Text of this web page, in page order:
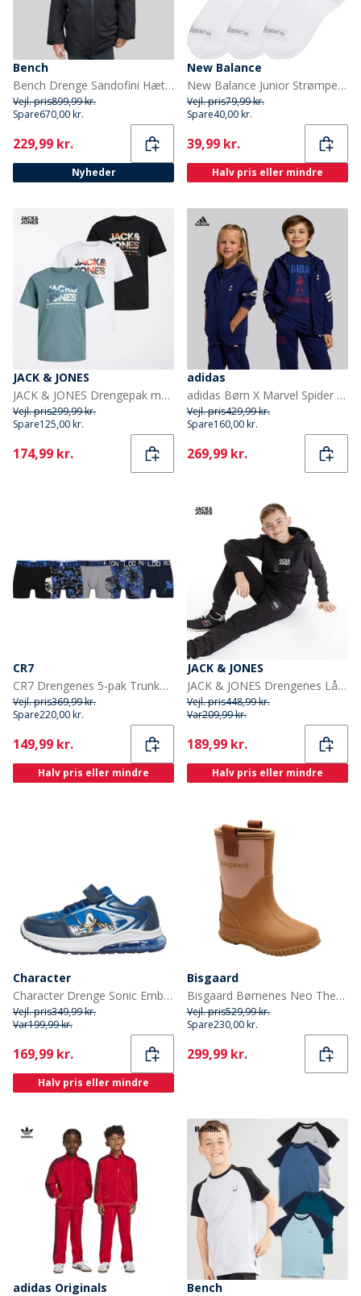
Bench
Bench Drenge Sandofini Hættejakke Sort
Vejl. pris899,99 kr.
Spare670,00 kr.
Current
229,99 kr.
Nyheder
New Balance
New Balance Junior Strømper med Polstring 3-pak Hvid
Vejl. pris79,99 kr.
Spare40,00 kr.
Current
39,99 kr.
Halv pris eller mindre
JACK & JONES
JACK & JONES Drengepak med 3 Luke T-shirts Sort
Vejl. pris299,99 kr.
Spare125,00 kr.
Current
174,99 kr.
adidas
adidas Børn X Marvel Spider Man Træningsbluse Dark Blue/Off White
Vejl. pris429,99 kr.
Spare160,00 kr.
Current
269,99 kr.
CR7
CR7 Drengenes 5-pak Trunker Multifarvet
Vejl. pris369,99 kr.
Spare220,00 kr.
Current
149,99 kr.
Halv pris eller mindre
JACK & JONES
JACK & JONES Drengenes Lås Træningsdragt Sort
Vejl. pris448,99 kr.
Var209,99 kr.
Current
189,99 kr.
Halv pris eller mindre
Character
Character Drenge Sonic Emboss Lights Sneakers Blå/Multi
Vejl. pris349,99 kr.
Var199,99 kr.
Current
169,99 kr.
Halv pris eller mindre
Bisgaard
Bisgaard Børnenes Neo Thermo Gummistøvler Nud
Vejl. pris529,99 kr.
Spare230,00 kr.
Current
299,99 kr.
adidas Originals
Bench